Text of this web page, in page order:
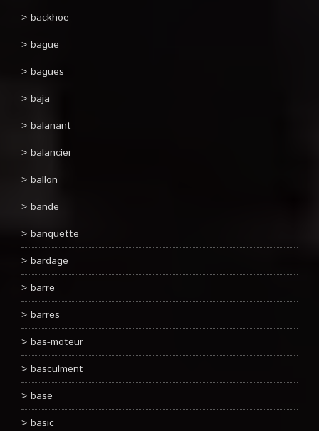
backhoe-
bague
bagues
baja
balanant
balancier
ballon
bande
banquette
bardage
barre
barres
bas-moteur
basculment
base
basic